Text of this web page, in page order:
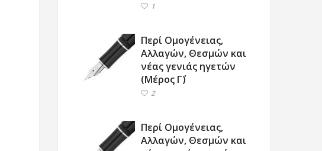
1
Περί Ομογένειας,
Αλλαγών, Θεσμών και
νέας γενιάς ηγετών
(Μέρος Γ΄)
2
Περί Ομογένειας,
Αλλαγών, Θεσμών και